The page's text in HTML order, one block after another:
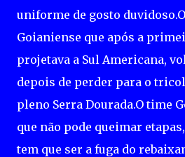
uniforme de gosto
Goianiense que após a
projetava a Sul Americana,
depois de perder para o
pleno Serra Dourada.O time
que não pode queimar
tem que ser a fuga do